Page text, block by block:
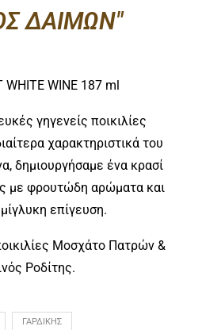
ΔΑΙΜΩΝ"
WHITE WINE 187 ml
γηγενείς ποικιλίες
χαρακτηριστικά του
δημιουργήσαμε ένα κρασί
με φρουτώδη αρώματα και
επίγευση.
Μοσχάτο Πατρών &
Ροδίτης.
ΓΑΡΔΙΚΗΣ